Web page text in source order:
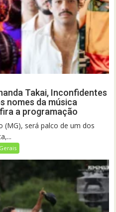
Takai, Inconfidentes
nomes da música
a programação
(MG), será palco de um dos